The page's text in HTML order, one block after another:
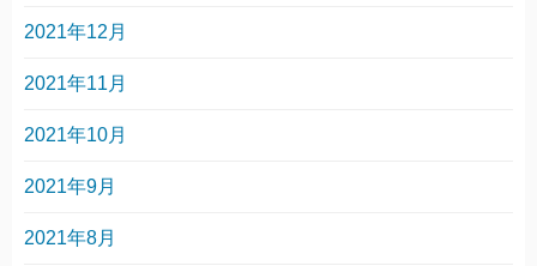
2021年12月
2021年11月
2021年10月
2021年9月
2021年8月